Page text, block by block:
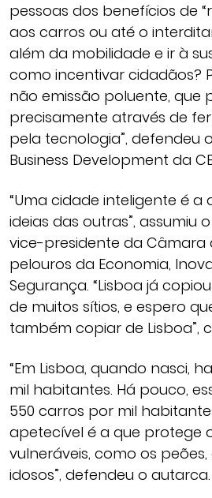
pessoas dos benefícios de
aos carros ou até o
além da mobilidade e ir à
como incentivar cidadãos?
não emissão poluente, que
precisamente através de
pela tecnologia”, defendeu
Business Development da
“Uma cidade inteligente é a
ideias das outras”, assumiu
vice-presidente da Câmara
pelouros da Economia,
Segurança. “Lisboa já
de muitos sítios, e espero
também copiar de Lisboa”,
“Em Lisboa, quando nasci,
mil habitantes. Há pouco,
550 carros por mil
apetecível é a que protege
vulneráveis, como os
idosos”, defendeu o autarca.